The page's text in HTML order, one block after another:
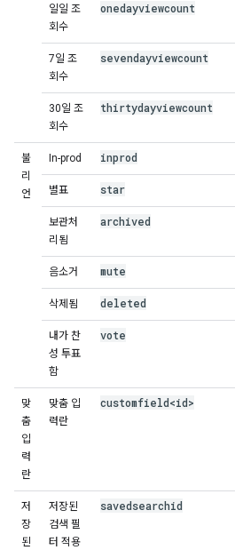
일일 조
회수
onedayviewcount
7일 조
회수
sevendayviewcount
30일 조
회수
thirtydayviewcount
불
리
언
In-prod inprod
별표 star
보관처
리됨
archived
음소거 mute
삭제됨 deleted
내가 찬
성 투표
함
vote
맞
춤
입
력
란
맞춤 입
력란
customfield<id>
저
장
된
저장된
검색 필
터 적용
savedsearchid